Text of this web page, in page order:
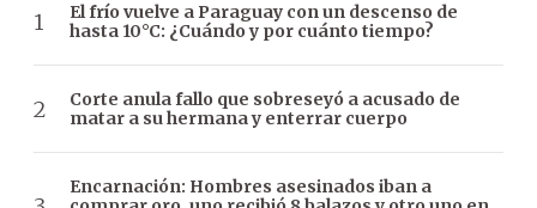
El frío vuelve a Paraguay con un descenso de
hasta 10°C: ¿Cuándo y por cuánto tiempo?
Corte anula fallo que sobreseyó a acusado de
matar a su hermana y enterrar cuerpo
Encarnación: Hombres asesinados iban a